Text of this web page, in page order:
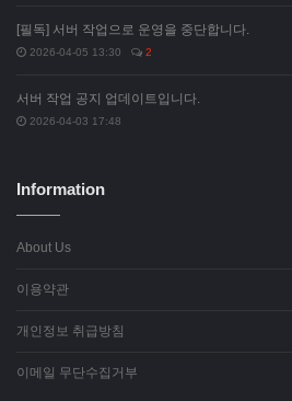
[필독] 서버 작업으로 운영을 중단합니다.
2026-04-05 13:30 2
서버 작업 공지 업데이트입니다.
2026-04-03 17:48
Information
About Us
이용약관
개인정보 취급방침
이메일 무단수집거부